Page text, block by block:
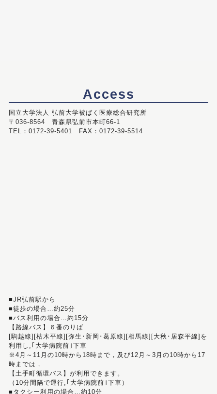
Access
国立大学法人 弘前大学被ばく医療総合研究所
〒036-8564 青森県弘前市本町66-1
TEL：0172-39-5401 FAX：0172-39-5514
■JR弘前駅から
■徒歩の場合…約25分
■バス利用の場合…約15分
【路線バス】６番のりば
[駒越線][枯木平線][弥生･新岡･葛原線][相馬線][大秋･居森平線]を
利用し,｢大学病院前｣下車
※4月～11月の10時から18時まで，及び12月～3月の10時から17
時までは，
【土手町循環バス】が利用できます。
（10分間隔で運行,｢大学病院前｣下車）
■タクシー利用の場合…約10分